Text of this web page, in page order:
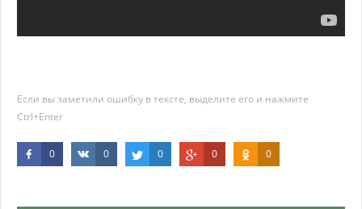
Если вы заметили ошибку в тексте, выделите его и нажмите
Ctrl+Enter
0 0 0 0 0